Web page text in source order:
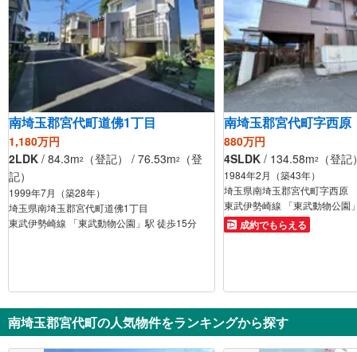
南埼玉郡宮代町道佛1丁目
1,180万円
2LDK / 84.3m2 （登記） / 76.53m2
（登
記）
1999年7月（築28年）
埼玉県南埼玉郡宮代町道佛1丁目
東武伊勢崎線 「東武動物公園」駅 徒歩15分
南埼玉郡宮代町字西原
880万円
4SLDK / 134.58m2 （登
1984年2月（築43年）
埼玉県南埼玉郡宮代町字西原
東武伊勢崎線 「東武動物公園
成約でもらえる
南埼玉郡宮代町の人気物件をランキングから探す